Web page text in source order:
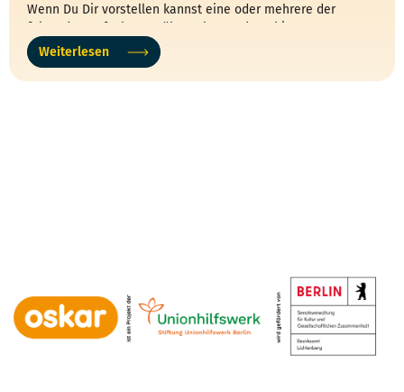
Wenn Du Dir vorstellen kannst eine oder mehrere der
folgenden Aufgaben zu übernehmen, dann bist Du
goldrichtig bei uns…
Weiterlesen